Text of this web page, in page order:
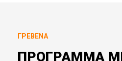
ΓΡΕΒΕΝΆ
ΠΡΟΓΡΑΜΜΑ